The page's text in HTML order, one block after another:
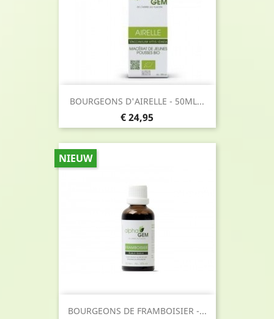
BOURGEONS D'AIRELLE - 50ML...
Prijs
€ 24,95
BOURGEONS DE FRAMBOISIER -...
NIEUW